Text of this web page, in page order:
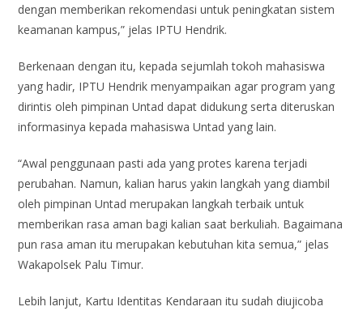
dengan memberikan rekomendasi untuk peningkatan sistem
keamanan kampus,” jelas IPTU Hendrik.
Berkenaan dengan itu, kepada sejumlah tokoh mahasiswa
yang hadir, IPTU Hendrik menyampaikan agar program yang
dirintis oleh pimpinan Untad dapat didukung serta diteruskan
informasinya kepada mahasiswa Untad yang lain.
“Awal penggunaan pasti ada yang protes karena terjadi
perubahan. Namun, kalian harus yakin langkah yang diambil
oleh pimpinan Untad merupakan langkah terbaik untuk
memberikan rasa aman bagi kalian saat berkuliah. Bagaimana
pun rasa aman itu merupakan kebutuhan kita semua,” jelas
Wakapolsek Palu Timur.
Lebih lanjut, Kartu Identitas Kendaraan itu sudah diujicoba